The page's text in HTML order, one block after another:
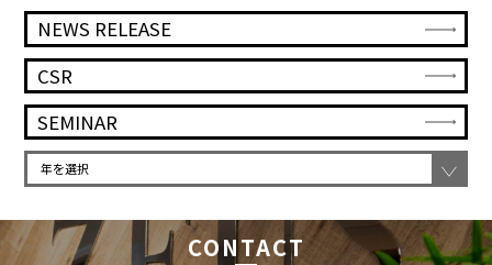
NEWS RELEASE
CSR
SEMINAR
CONTACT